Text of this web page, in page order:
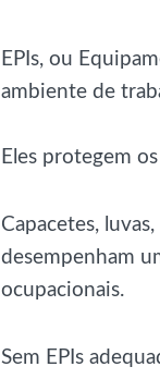
EPIs, ou
ambiente de
Eles protegem
Capacetes,
desempenham
ocupacionais.
Sem EPIs